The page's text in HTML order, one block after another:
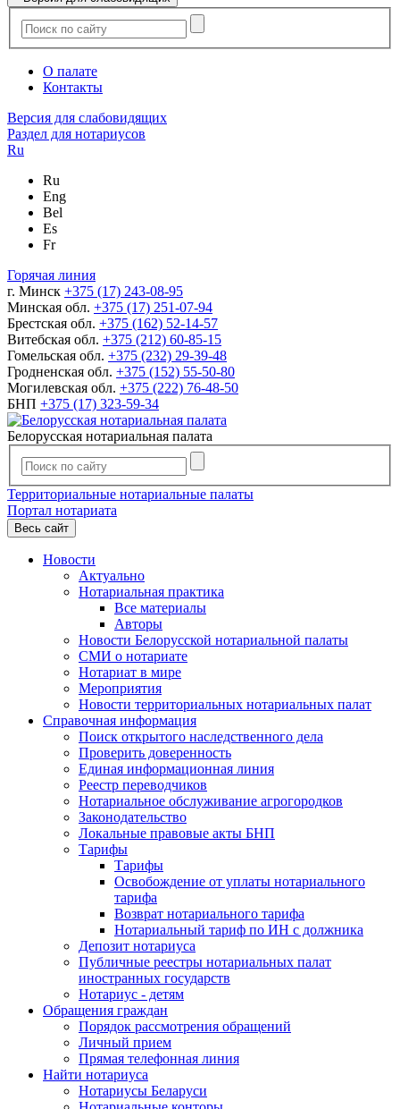
О палате
Контакты
Версия для слабовидящих
Раздел для нотариусов
Ru
Ru
Eng
Bel
Es
Fr
Горячая линия
г. Минск +375 (17) 243-08-95
Минская обл. +375 (17) 251-07-94
Брестская обл. +375 (162) 52-14-57
Витебская обл. +375 (212) 60-85-15
Гомельская обл. +375 (232) 29-39-48
Гродненская обл. +375 (152) 55-50-80
Могилевская обл. +375 (222) 76-48-50
БНП +375 (17) 323-59-34
Белорусская нотариальная палата
Территориальные нотариальные палаты
Портал нотариата
Весь сайт
Новости
Актуально
Нотариальная практика
Все материалы
Авторы
Новости Белорусской нотариальной палаты
СМИ о нотариате
Нотариат в мире
Мероприятия
Новости территориальных нотариальных палат
Справочная информация
Поиск открытого наследственного дела
Проверить доверенность
Единая информационная линия
Реестр переводчиков
Нотариальное обслуживание агрогородков
Законодательство
Локальные правовые акты БНП
Тарифы
Тарифы
Освобождение от уплаты нотариального
тарифа
Возврат нотариального тарифа
Нотариальный тариф по ИН с должника
Депозит нотариуса
Публичные реестры нотариальных палат
иностранных государств
Нотариус - детям
Обращения граждан
Порядок рассмотрения обращений
Личный прием
Прямая телефонная линия
Найти нотариуса
Нотариусы Беларуси